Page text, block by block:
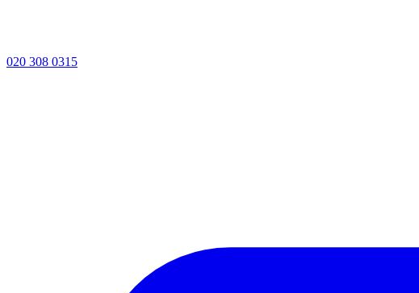
020 308 0315